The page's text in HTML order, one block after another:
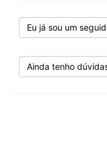
Eu já sou um
Ainda tenho